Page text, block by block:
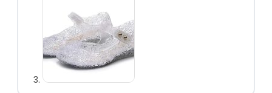
Uitdeelcadeautjes
Kinderfeest
accessoires
Uitverkoop
Personages